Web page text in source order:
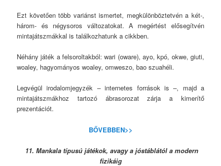
Ezt követően több variánst ismertet, megkülönböztetvén a két-,
három- és négysoros változatokat. A megértést elősegítvén
mintajátszmákkal is találkozhatunk a cikkben.
Néhány játék a felsoroltakból: wari (oware), ayo, kpó, okwe, giuti,
woaley, hagyományos woaley, omweszo, bao szuahéli.
Legvégül irodalomjegyzék – internetes források is –, majd a
mintajátszmákhoz tartozó ábrasorozat zárja a kimerítő
prezentációt.
BŐVEBBEN>>
11. Mankala típusú játékok, avagy a jóstáblától a modern
fizikáig